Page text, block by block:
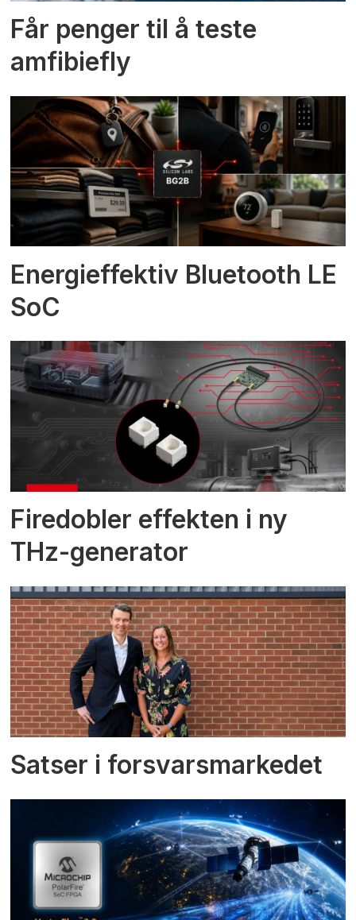
Får penger til å teste
amfibiefly
Energieffektiv Bluetooth LE
SoC
Firedobler effekten i ny
THz-generator
Satser i forsvarsmarkedet